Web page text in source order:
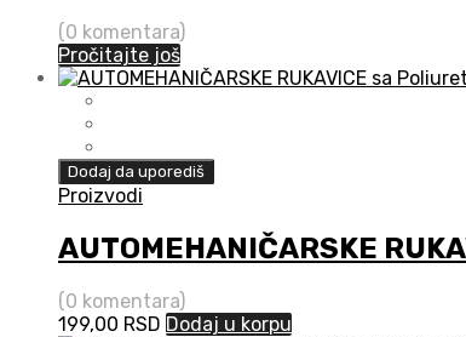
(0 komentara)
Pročitajte još
Dodaj da uporediš
Proizvodi
AUTOMEHANIČARSKE
(0 komentara)
199,00 RSD Dodaj u korpu